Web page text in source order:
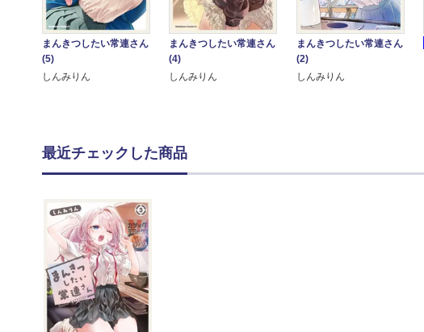
まんきつしたい常連さん
(5)
しんみりん
まんきつしたい常連さん
(4)
しんみりん
まんきつしたい常連さん
(2)
しんみりん
最近チェックした商品